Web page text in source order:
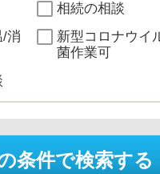
相続の相談
/消
新型コロナウイ
菌作業可
条件で検索する